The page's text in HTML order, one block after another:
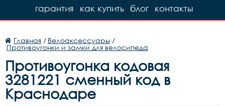
контакты
блог
как купить
гарантия
Главная / Велоаксессуары /
Противоугонки и замки для велосипеда
Противоугонка кодовая
3281221 сменный код в
Краснодаре